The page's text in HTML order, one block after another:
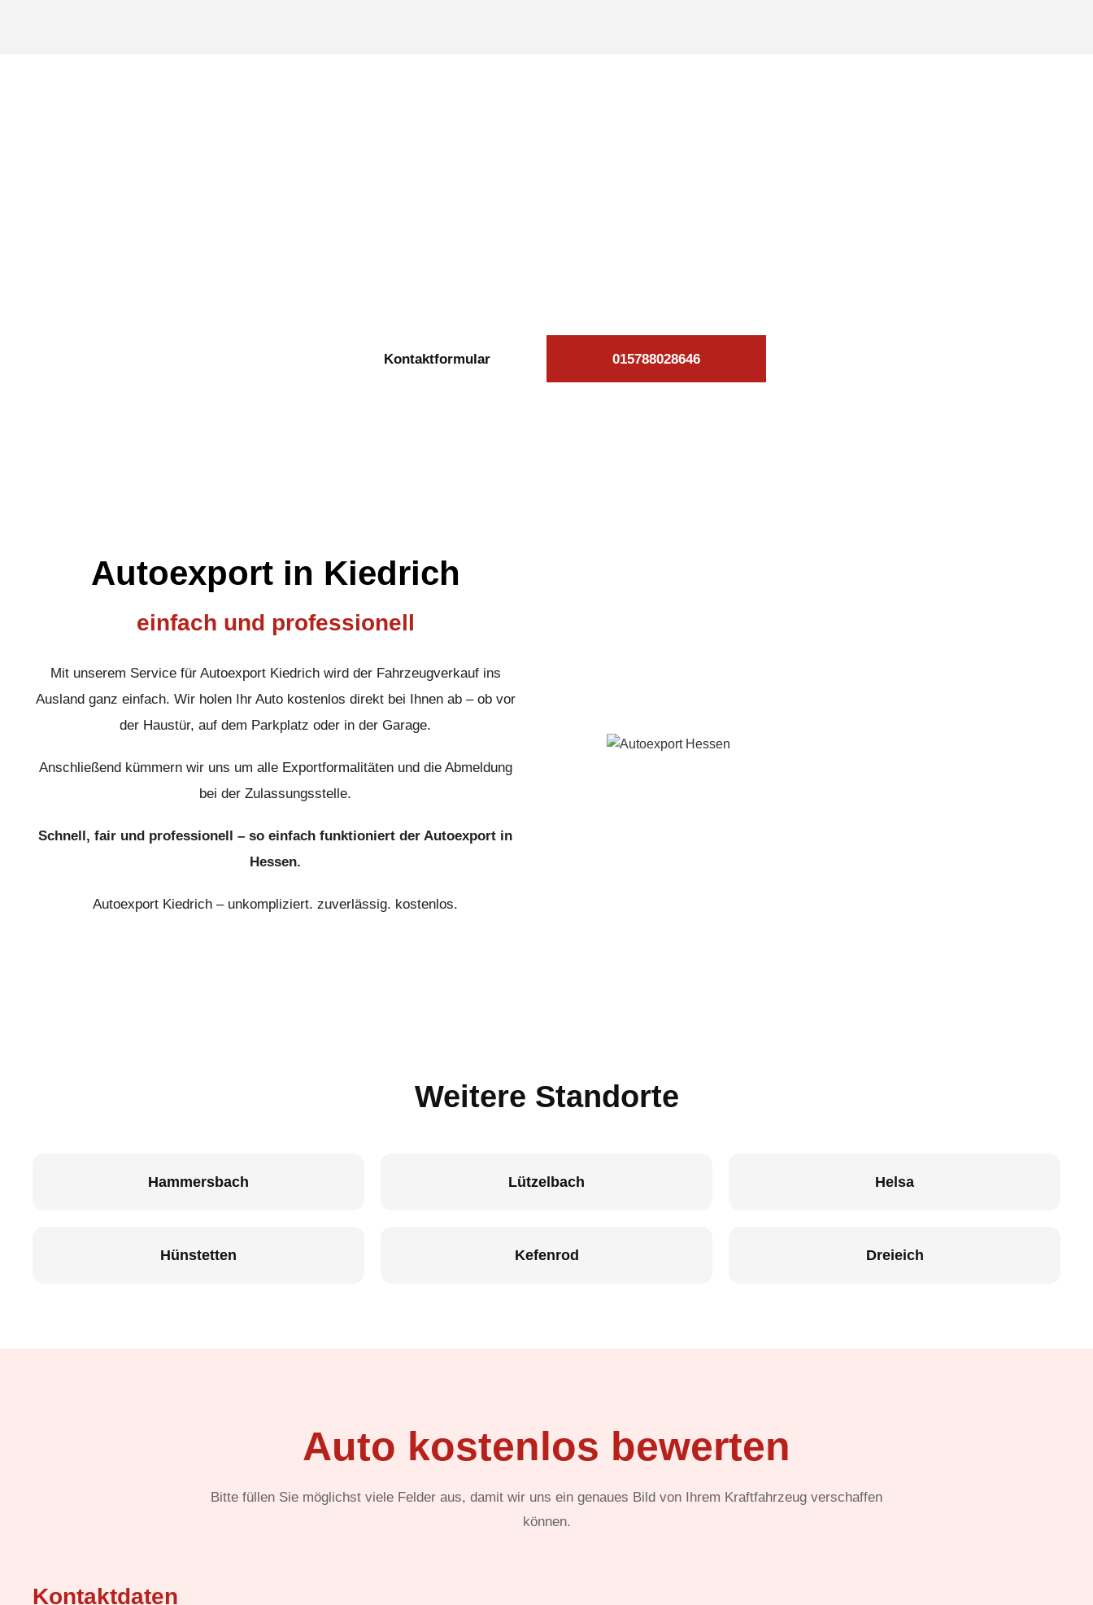
Kontaktformular 015788028646
Autoexport in Kiedrich
einfach und professionell
Mit unserem Service für Autoexport Kiedrich wird der Fahrzeugverkauf ins
Ausland ganz einfach. Wir holen Ihr Auto kostenlos direkt bei Ihnen ab – ob vor
der Haustür, auf dem Parkplatz oder in der Garage.
Anschließend kümmern wir uns um alle Exportformalitäten und die Abmeldung
bei der Zulassungsstelle.
Schnell, fair und professionell – so einfach funktioniert der Autoexport in
Hessen.
Autoexport Kiedrich – unkompliziert. zuverlässig. kostenlos.
Weitere Standorte
Hammersbach Lützelbach Helsa
Hünstetten Kefenrod Dreieich
Auto kostenlos bewerten
Bitte füllen Sie möglichst viele Felder aus, damit wir uns ein genaues Bild von Ihrem Kraftfahrzeug verschaffen
können.
Kontaktdaten